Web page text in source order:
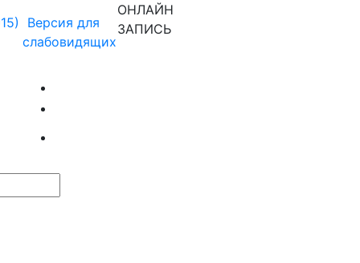
Версия для
слабовидящих
ОНЛАЙН
ЗАПИСЬ